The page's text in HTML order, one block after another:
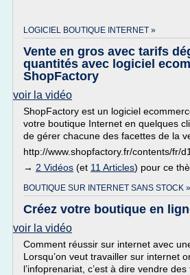
LOGICIEL BOUTIQUE INTERNET »
Vente en gros avec tarifs
quantités avec logiciel
ShopFactory
voir la vidéo
ShopFactory est un logiciel
votre boutique Internet en quelques
de gérer chacune des facettes de la
http://www.shopfactory.fr/contents/fr/
→ 2 Vidéos (et 11 Articles) pour ce
BOUTIQUE SUR INTERNET SANS STOCK »
Créez votre boutique en
voir la vidéo
Comment réussir sur internet avec
Lorsqu’on veut travailler sur internet
l’infoprenariat, c’est à dire vendre